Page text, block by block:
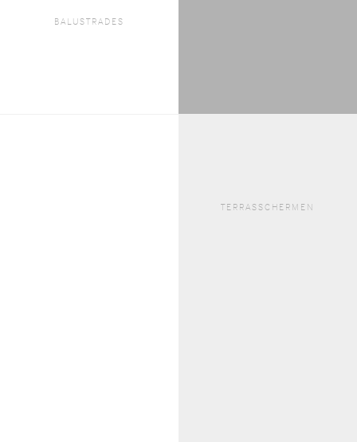
BALUSTRADES
TERRASSCHERMEN